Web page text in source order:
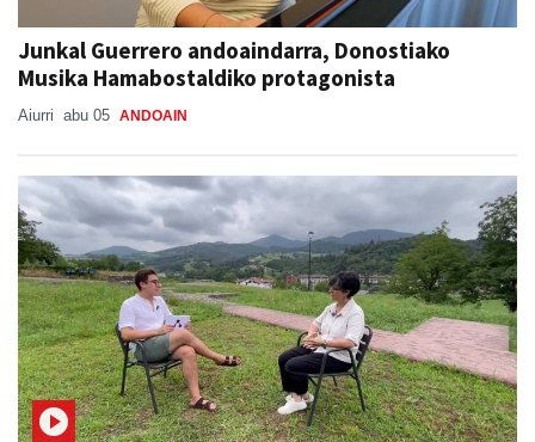
Junkal Guerrero andoaindarra, Donostiako
Musika Hamabostaldiko protagonista
Aiurri abu 05 ANDOAIN